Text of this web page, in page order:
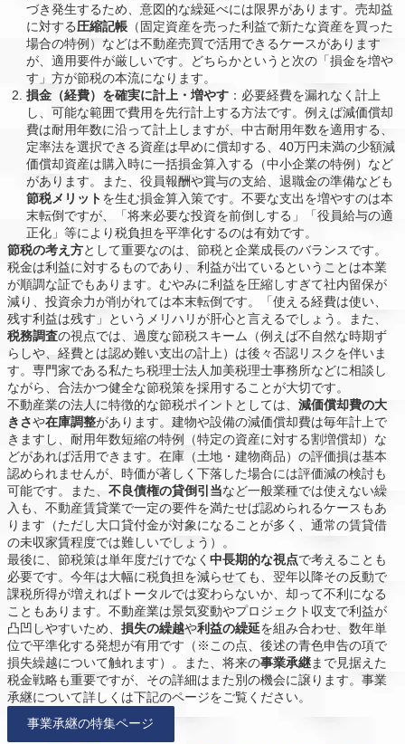
づき発生するため、意図的な繰延べには限界があります。売却益
に対する圧縮記帳 （固定資産を売った利益で新たな資産を買った
場合の特例）などは不動産売買で活用できるケースがあります
が、適用要件が厳しいです。どちらかというと次の「損金を増や
す」方が節税の本流になります。
損金（経費）を確実に計上・増やす ：必要経費を漏れなく計上
し、可能な範囲で費用を先行計上する方法です。例えば減価償却
費は耐用年数に沿って計上しますが、中古耐用年数を適用する、
定率法を選択できる資産は早めに償却する、40万円未満の少額減
価償却資産は購入時に一括損金算入する（中小企業の特例）など
があります。また、役員報酬や賞与の支給、退職金の準備なども
節税メリットを生む損金算入策です。不要な支出を増やすのは本
末転倒ですが、「将来必要な投資を前倒しする」「役員給与の適
正化」等により税負担を平準化するのは有効です。
節税の考え方として重要なのは、節税と企業成長のバランスです。
税金は利益に対するものであり、利益が出ているということは本業
が順調な証でもあります。むやみに利益を圧縮しすぎて社内留保が
減り、投資余力が削がれては本末転倒です。「使える経費は使い、
残す利益は残す」というメリハリが肝心と言えるでしょう。また、
税務調査の視点では、過度な節税スキーム（例えば不自然な時期ず
らしや、経費とは認め難い支出の計上）は後々否認リスクを伴いま
す。専門家である私たち税理士法人加美税理士事務所などに相談し
ながら、合法かつ健全な節税策を採用することが大切です。
不動産業の法人に特徴的な節税ポイントとしては、 減価償却費の大
きさや在庫調整があります。建物や設備の減価償却費は毎年計上で
きますし、耐用年数短縮の特例（特定の資産に対する割増償却）な
どがあれば活用できます。在庫（土地・建物商品）の評価損は基本
認められませんが、時価が著しく下落した場合には評価減の検討も
可能です。また、 不良債権の貸倒引当など一般業種では使えない繰
入も、不動産賃貸業で一定の要件を満たせば認められるケースもあ
ります（ただし大口貸付金が対象になることが多く、通常の賃貸借
の未収家賃程度では難しいでしょう）。
最後に、節税策は単年度だけでなく 中長期的な視点で考えることも
必要です。今年は大幅に税負担を減らせても、翌年以降その反動で
課税所得が増えればトータルでは変わらないか、却って不利になる
こともあります。不動産業は景気変動やプロジェクト収支で利益が
凸凹しやすいため、 損失の繰越や利益の繰延を組み合わせ、数年単
位で平準化する発想が有用です（※この点、後述の青色申告の項で
損失繰越について触れます）。また、将来の事業承継まで見据えた
税金戦略も重要ですが、その詳細はまた別の機会に譲ります。事業
承継について詳しくは下記のページをご覧ください。
事業承継の特集ページ